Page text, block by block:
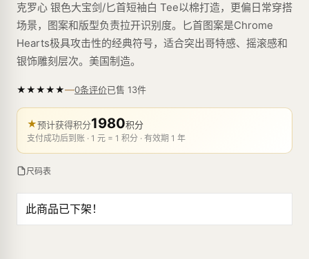
克罗心 银色大宝剑/匕首短袖白 Tee以棉打造，更偏日常穿搭
场景，图案和版型负责拉开识别度。匕首图案是Chrome
Hearts极具攻击性的经典符号，适合突出哥特感、摇滚感和
银饰雕刻层次。美国制造。
★★★★★—0条评价已售 13件
★预计获得积分1980积分
支付成功后到账 · 1 元 = 1 积分 · 有效期 1 年
尺码表
此商品已下架！